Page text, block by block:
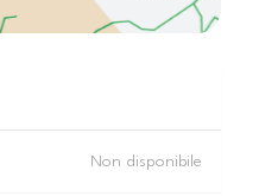
Non disponibile